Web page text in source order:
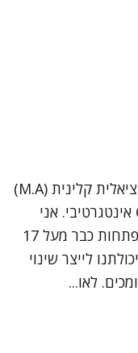
שמי אביטל וובר קטקובסקי, עובדת סוציאלית קלינית (M.A)
ופסיכותרפיסטית מוסמכת בגישת CBT אינטגרטיבי. אני
עוסקת בטיפול רגשי וליווי תהליכי התפתחות כבר מעל 17
לייצר שינוי
לאו...